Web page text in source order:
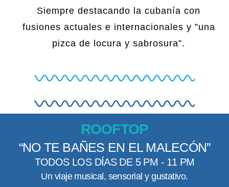
Siempre destacando la cubanía con
fusiones actuales e internacionales y ”una
pizca de locura y sabrosura”.
ROOFTOP
“NO TE BAÑES EN EL MALECÓN”
TODOS LOS DÍAS DE 5 PM - 11 PM
Un viaje musical, sensorial y gustativo.